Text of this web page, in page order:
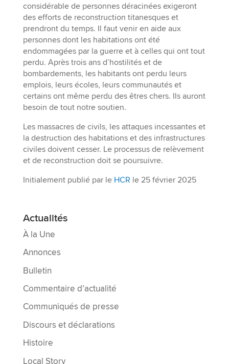
considérable de personnes déracinées exigeront
des efforts de reconstruction titanesques et
prendront du temps. Il faut venir en aide aux
personnes dont les habitations ont été
endommagées par la guerre et à celles qui ont tout
perdu. Après trois ans d’hostilités et de
bombardements, les habitants ont perdu leurs
emplois, leurs écoles, leurs communautés et
certains ont même perdu des êtres chers. Ils auront
besoin de tout notre soutien.
Les massacres de civils, les attaques incessantes et
la destruction des habitations et des infrastructures
civiles doivent cesser. Le processus de relèvement
et de reconstruction doit se poursuivre.
Initialement publié par le HCR le 25 février 2025
Actualités
À la Une
Annonces
Bulletin
Commentaire d’actualité
Communiqués de presse
Discours et déclarations
Histoire
Local Story